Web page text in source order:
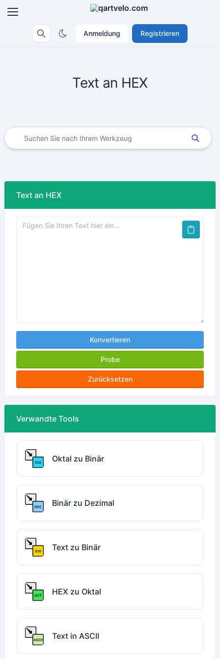
Anmeldung Registrieren
Text an HEX
Text an HEX
Konvertieren
Probe
Zurücksetzen
Verwandte Tools
Oktal zu Binär
Binär zu Dezimal
Text zu Binär
HEX zu Oktal
Text in ASCII